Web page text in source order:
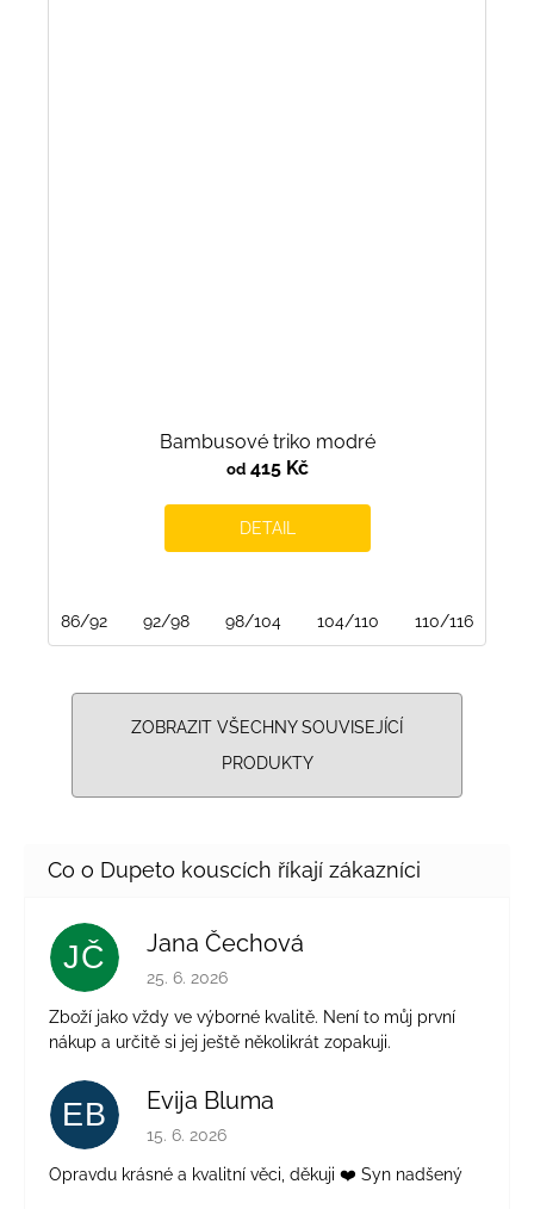
Bambusové triko modré
od415 Kč
DETAIL
86/92 92/98 98/104 104/110 110/116
ZOBRAZIT VŠECHNY SOUVISEJÍCÍ
PRODUKTY
JČ Jana Čechová
Hodnocení obchodu je 5 z 5 hvězdiček.
25. 6. 2026
Zboží jako vždy ve výborné kvalitě. Není to můj první
nákup a určitě si jej ještě několikrát zopakuji.
EB Evija Bluma
Hodnocení obchodu je 5 z 5 hvězdiček.
15. 6. 2026
Opravdu krásné a kvalitní věci, děkuji ❤️ Syn nadšený